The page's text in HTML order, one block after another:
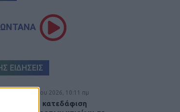
ΕΙΔΗΣΕΙΣ
6 Αυγούστου 2026, 10:11 πμ
Ξεκινά η κατεδάφιση